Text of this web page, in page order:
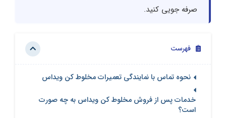
صرفه جویی کنید.
فهرست
نحوه تماس با نمایندگی تعمیرات مخلوط کن ویداس
خدمات پس از فروش مخلوط کن ویداس به چه صورت
است؟